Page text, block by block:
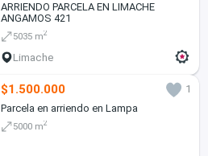
ARRIENDO PARCELA EN LIMACHE
ANGAMOS 421
5035 m2
Limache
$1.500.000
1
Parcela en arriendo en Lampa
5000 m2